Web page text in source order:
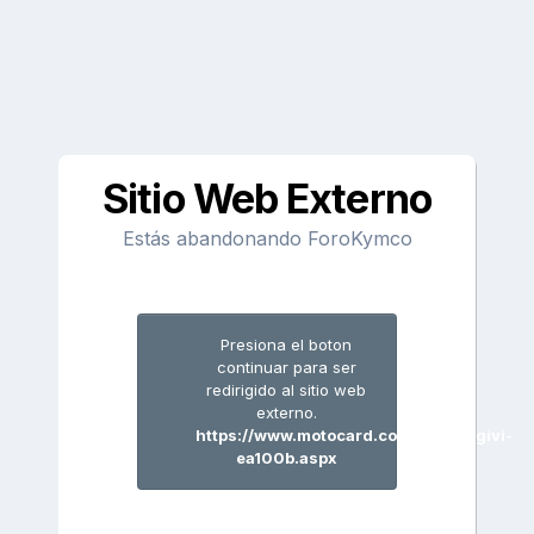
Sitio Web Externo
Estás abandonando ForoKymco
Presiona el boton
continuar para ser
redirigido al sitio web
externo.
https://www.motocard.com/bolsas/givi-
ea100b.aspx